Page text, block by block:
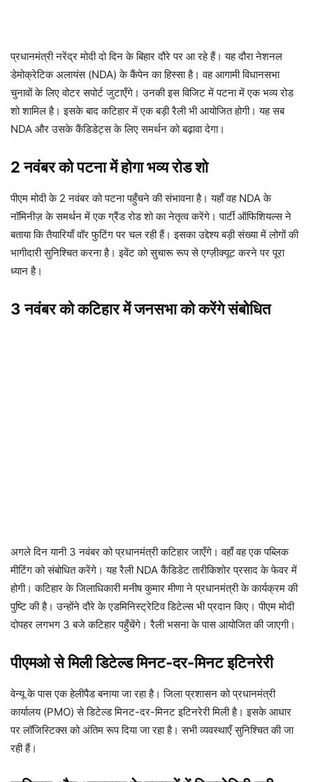
प्रधानमंत्री नरेंद्र मोदी दो दिन के बिहार दौरे पर आ रहे हैं। यह दौरा नेशनल
डेमोक्रेटिक अलायंस (NDA) के कैंपेन का हिस्सा है। वह आगामी विधानसभा
चुनावों के लिए वोटर सपोर्ट जुटाएँगे। उनकी इस विजिट में पटना में एक भव्य रोड
शो शामिल है। इसके बाद कटिहार में एक बड़ी रैली भी आयोजित होगी। यह सब
NDA और उसके कैंडिडेट्स के लिए समर्थन को बढ़ावा देगा।
2 नवंबर को पटना में होगा भव्य रोड शो
पीएम मोदी के 2 नवंबर को पटना पहुँचने की संभावना है। यहाँ वह NDA के
नॉमिनीज़ के समर्थन में एक ग्रैंड रोड शो का नेतृत्व करेंगे। पार्टी ऑफिशियल्स ने
बताया कि तैयारियाँ वॉर फुटिंग पर चल रही हैं। इसका उद्देश्य बड़ी संख्या में लोगों की
भागीदारी सुनिश्चित करना है। इवेंट को सुचारू रूप से एग्ज़ीक्यूट करने पर पूरा
ध्यान है।
3 नवंबर को कटिहार में जनसभा को करेंगे संबोधित
अगले दिन यानी 3 नवंबर को प्रधानमंत्री कटिहार जाएँगे। वहाँ वह एक पब्लिक
मीटिंग को संबोधित करेंगे। यह रैली NDA कैंडिडेट तारीकिशोर प्रसाद के फेवर में
होगी। कटिहार के जिलाधिकारी मनीष कुमार मीणा ने प्रधानमंत्री के कार्यक्रम की
पुष्टि की है। उन्होंने दौरे के एडमिनिस्ट्रेटिव डिटेल्स भी प्रदान किए। पीएम मोदी
दोपहर लगभग 3 बजे कटिहार पहुँचेंगे। रैली भसना के पास आयोजित की जाएगी।
पीएमओ से मिली डिटेल्ड मिनट-दर-मिनट इटिनरेरी
वेन्यू के पास एक हेलीपैड बनाया जा रहा है। जिला प्रशासन को प्रधानमंत्री
कार्यालय (PMO) से डिटेल्ड मिनट-दर-मिनट इटिनरेरी मिली है। इसके आधार
पर लॉजिस्टिक्स को अंतिम रूप दिया जा रहा है। सभी व्यवस्थाएँ सुनिश्चित की जा
रही हैं।